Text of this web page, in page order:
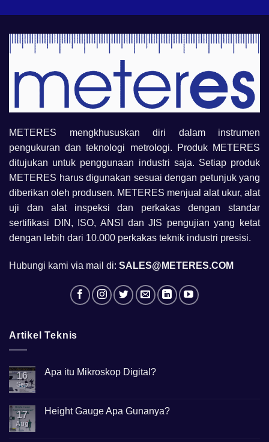
METERES mengkhususkan diri dalam instrumen
pengukuran dan teknologi metrologi. Produk METERES
ditujukan untuk penggunaan industri saja. Setiap produk
METERES harus digunakan sesuai dengan petunjuk yang
diberikan oleh produsen. METERES menjual alat ukur, alat
uji dan alat inspeksi dan perkakas dengan standar
sertifikasi DIN, ISO, ANSI dan JIS pengujian yang ketat
dengan lebih dari 10.000 perkakas teknik industri presisi.
Hubungi kami via mail di: SALES@METERES.COM
Artikel Teknis
16
Sep
Apa itu Mikroskop Digital?
Apa
itu
17
Aug
Height Gauge Apa Gunanya?